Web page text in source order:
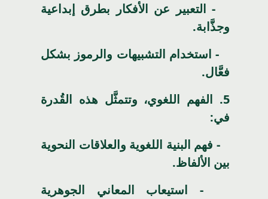
- التعبير عن الأفكار بطرق إبداعية
وجذَّابة.
- استخدام التشبيهات والرموز بشكل
فعَّال.
5.
الفهم اللغوي، وتتمثَّل هذه القُدرة
في:
- فهم البنية اللغوية والعلاقات النحوية
بين الألفاظ.
- استيعاب المعاني الجوهرية